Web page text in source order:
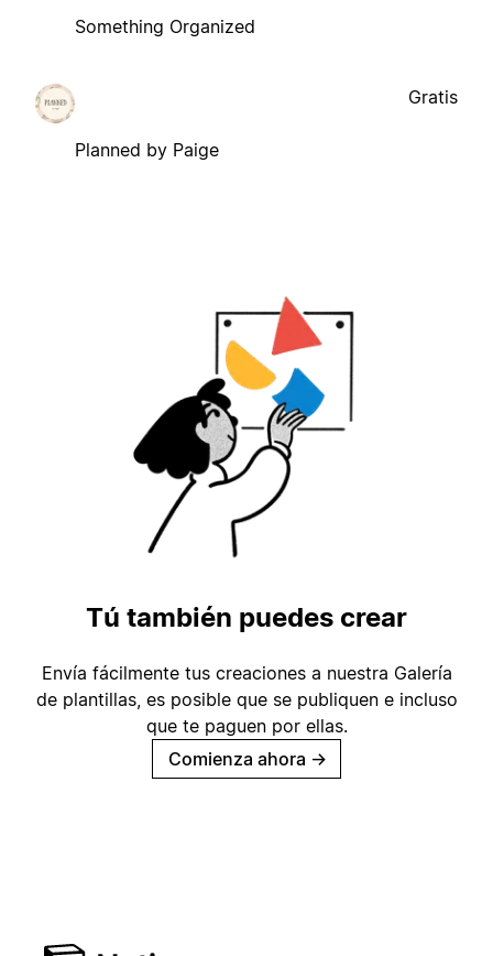
Something Organized
Planned by Paige
Gratis
Tú también puedes crear
Envía fácilmente tus creaciones a nuestra Galería
de plantillas, es posible que se publiquen e incluso
que te paguen por ellas.
Comienza ahora →